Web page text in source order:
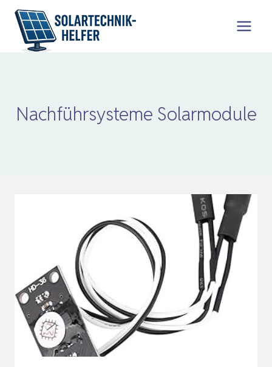
Zum
Inhalt
springen
Nachführsysteme Solarmodule